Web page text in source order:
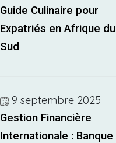
Guide Culinaire pour
Expatriés en Afrique du
Sud
9 septembre 2025
Gestion Financière
Internationale : Banque